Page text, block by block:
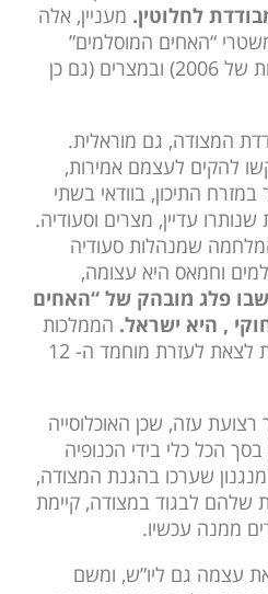
לחלוטין. מעניין, אלה
“האחים המוסלמים”
בעזה (הארגון זכה בבחירות של 2006) ובמצרים (גם כן
המצודה, גם מוראלית.
להקים לעצמם אמירות,
במזרח התיכון, בוודאי בשתי
שנותרו עדיין, מצרים וסעודיה.
שמנהלות סעודיה
וחמאס היא עצומה,
פלג מובהק של “האחים
, היא ישראל. הממלכות
הערביות האחרות מסרבות לצאת לעזרת מוחמד ה- 12
עזה, שכן האוכלוסייה
הכל כלי בידי הכנופיה
שערכו בהגנת המצודה,
שלהם לבגוד במצודה, קיימת
ממנה עכשיו.
עצמה גם ליו”ש, ומשם